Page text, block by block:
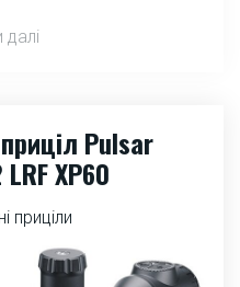
далі
Pulsar
XP60
приціли